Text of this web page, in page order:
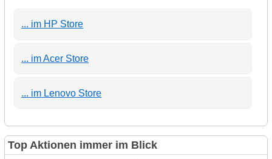
... im HP Store
... im Acer Store
... im Lenovo Store
Top Aktionen immer im Blick